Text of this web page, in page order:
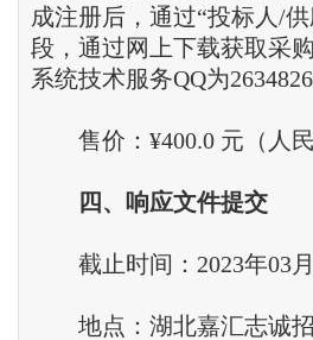
成注册后，通过“投标人/
段，通过网上下载获取采
系统技术服务QQ为
售价：¥400.0 元（人民
四 、 响应文件提交
截止时间：2023年03月
地点：湖北嘉汇志诚招